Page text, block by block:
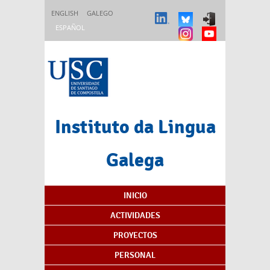
ENGLISH
GALEGO
ESPAÑOL
Instituto da Lingua
Galega
Índice de contenidos
INICIO
ACTIVIDADES
PROYECTOS
PERSONAL